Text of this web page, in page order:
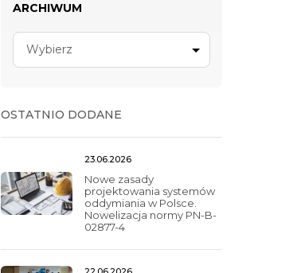
ARCHIWUM
Wybierz
OSTATNIO DODANE
23.06.2026
Nowe zasady
projektowania systemów
oddymiania w Polsce.
Nowelizacja normy PN-B-
02877-4